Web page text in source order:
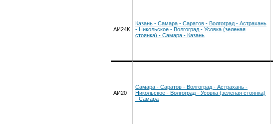
АИ24К
Казань - Самара - Саратов - Волгоград - Астрахань
- Никольское - Волгоград - Усовка (зеленая
стоянка) - Самара - Казань
АИ20
Самара - Саратов - Волгоград - Астрахань -
Никольское - Волгоград - Усовка (зеленая стоянка)
- Самара